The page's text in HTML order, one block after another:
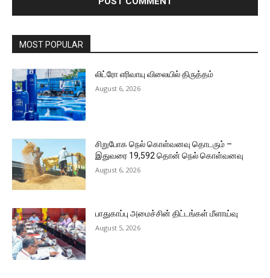
MOST POPULAR
லிட்ரோ எரிவாயு விலையில் திருத்தம்
August 6, 2026
சிறுபோக நெல் கொள்வனவு தொடரும் –
இதுவரை 19,592 தொன் நெல் கொள்வனவு
August 6, 2026
பாதுகாப்பு அமைச்சின் திட்டங்கள் மீளாய்வு
August 5, 2026